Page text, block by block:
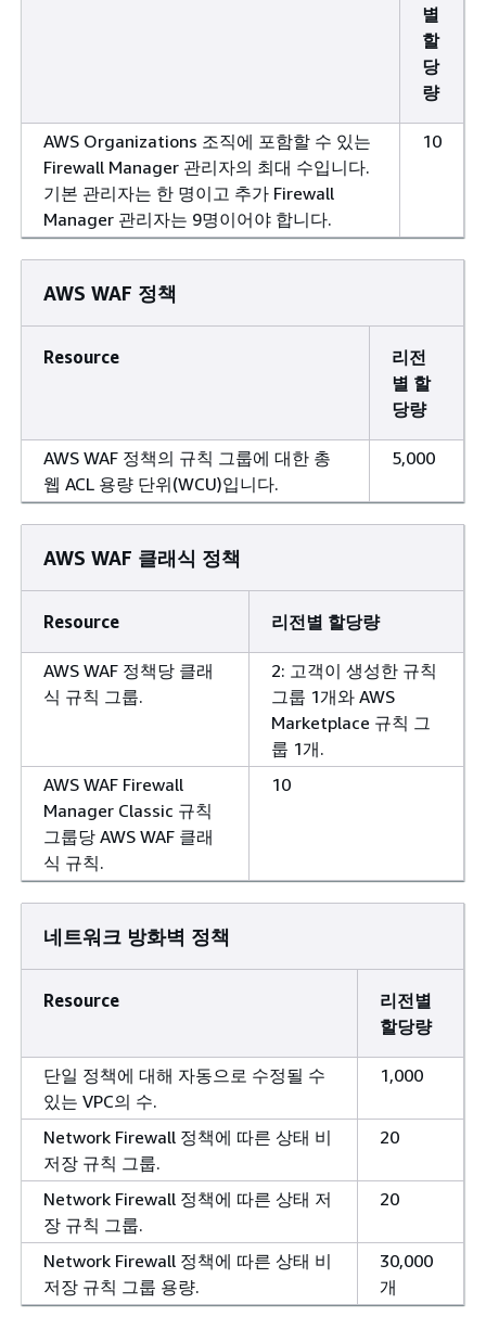
별
할
당
량
AWS Organizations 조직에 포함할 수 있는
Firewall Manager 관리자의 최대 수입니다.
기본 관리자는 한 명이고 추가 Firewall
Manager 관리자는 9명이어야 합니다.
10
AWS WAF 정책
Resource
리전
별 할
당량
AWS WAF 정책의 규칙 그룹에 대한 총
웹 ACL 용량 단위(WCU)입니다.
5,000
AWS WAF 클래식 정책
Resource 리전별 할당량
AWS WAF 정책당 클래
식 규칙 그룹.
2: 고객이 생성한 규칙
그룹 1개와 AWS
Marketplace 규칙 그
룹 1개.
AWS WAF Firewall
Manager Classic 규칙
그룹당 AWS WAF 클래
식 규칙.
10
네트워크 방화벽 정책
Resource
리전별
할당량
단일 정책에 대해 자동으로 수정될 수
있는 VPC의 수.
1,000
Network Firewall 정책에 따른 상태 비
저장 규칙 그룹.
20
Network Firewall 정책에 따른 상태 저
장 규칙 그룹.
20
Network Firewall 정책에 따른 상태 비
저장 규칙 그룹 용량.
30,000
개